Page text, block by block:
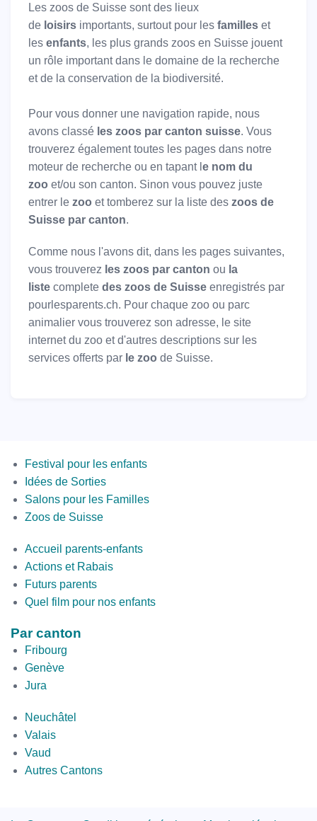
Les zoos de Suisse sont des lieux
de loisirs importants, surtout pour les familles et
les enfants, les plus grands zoos en Suisse jouent
un rôle important dans le domaine de la recherche
et de la conservation de la biodiversité.
Pour vous donner une navigation rapide, nous
avons classé les zoos par canton suisse. Vous
trouverez également toutes les pages dans notre
moteur de recherche ou en tapant l e nom du
zoo et/ou son canton. Sinon vous pouvez juste
entrer le zoo et tomberez sur la liste des zoos de
Suisse par canton.
Comme nous l'avons dit, dans les pages suivantes,
vous trouverez les zoos par canton ou la
liste complete des zoos de Suisse enregistrés par
pourlesparents.ch. Pour chaque zoo ou parc
animalier vous trouverez son adresse, le site
internet du zoo et d'autres descriptions sur les
services offerts par le zoo de Suisse.
Menus
Festival pour les enfants
Idées de Sorties
Salons pour les Familles
Zoos de Suisse
Second
Bottom
Accueil parents-enfants
Actions et Rabais
Futurs parents
Quel film pour nos enfants
Par canton
Fribourg
Genève
Jura
par
canton
2
Neuchâtel
Valais
Vaud
Autres Cantons